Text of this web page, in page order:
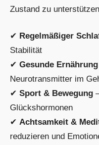
Zustand zu
✔ Regelmäßiger
Stabilität
✔ Gesunde Ernährung
Neurotransmitter im
✔ Sport & Bewegung
Glückshormonen
✔ Achtsamkeit &
reduzieren und